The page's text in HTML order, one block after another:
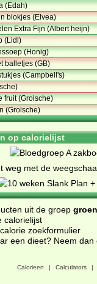
(Edah)
blokjes (Elvea)
Extra Fijn (Albert heijn)
(Lidl)
(Honig)
balletjes (GB)
(Campbell's)
fruit (Grolsche)
(Grolsche)
op calorielijst
uit de groep
calorielijst
zoekformulier
een dieet? Neem
Calorieen | Calculators |